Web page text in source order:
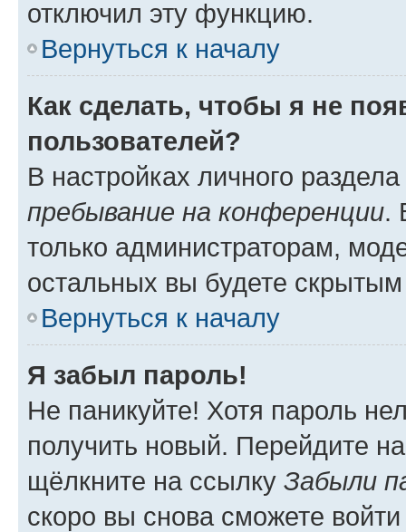
отключил эту функцию.
Вернуться к началу
Как сделать, чтобы я не
пользователей?
В настройках личного
пребывание на конференции.
только администраторам,
остальных вы будете
Вернуться к началу
Я забыл пароль!
Не паникуйте! Хотя пароль
получить новый. Перейдите
щёлкните на ссылку Забыли
скоро вы снова сможете